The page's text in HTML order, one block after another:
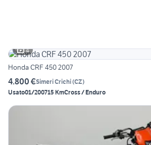
4
Honda CRF 450 2007
4.800 €Simeri Crichi(CZ)
Usato01/200715 KmCross / Enduro